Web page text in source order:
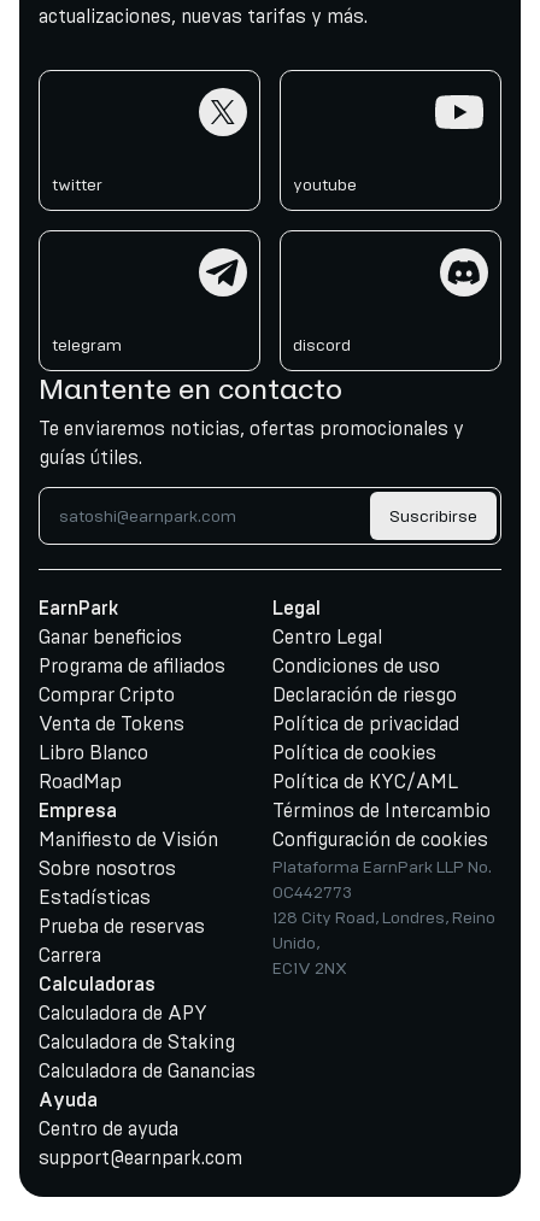
actualizaciones, nuevas tarifas y más.
twitter youtube
telegram discord
Mantente en contacto
Te enviaremos noticias, ofertas promocionales y
guías útiles.
Suscribirse
EarnPark
Ganar beneficios
Programa de afiliados
Comprar Cripto
Venta de Tokens
Libro Blanco
RoadMap
Empresa
Manifiesto de Visión
Sobre nosotros
Estadísticas
Prueba de reservas
Carrera
Calculadoras
Calculadora de APY
Calculadora de Staking
Calculadora de Ganancias
Ayuda
Centro de ayuda
support@earnpark.com
Legal
Centro Legal
Condiciones de uso
Declaración de riesgo
Política de privacidad
Política de cookies
Política de KYC/AML
Términos de Intercambio
Configuración de cookies
Plataforma EarnPark LLP No.
OC442773
128 City Road, Londres, Reino
Unido,
EC1V 2NX